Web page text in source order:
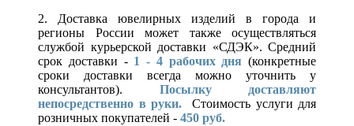
2. Доставка ювелирных изделий в города и
регионы России может также осуществляться
службой курьерской доставки «СДЭК». Средний
срок доставки - 1 - 4 рабочих дня (конкретные
сроки доставки всегда можно уточнить у
консультантов). Посылку доставляют
непосредственно в руки.
Стоимость услуги для
розничных покупателей - 450 руб.